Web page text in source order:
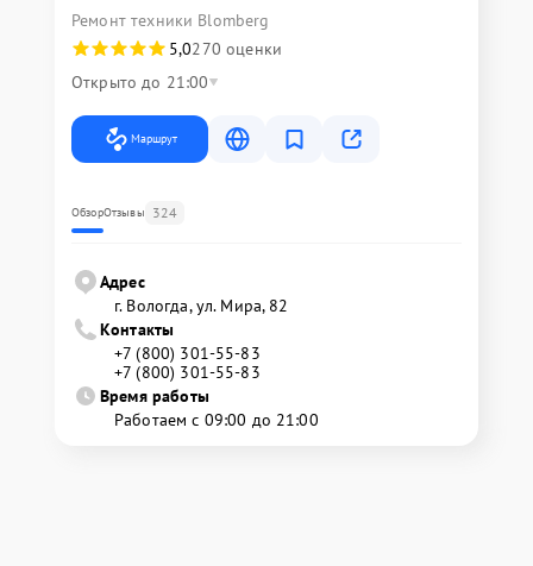
Ремонт техники Blomberg
5,0270 оценки
Открыто до 21:00
Маршрут
ОбзорОтзывы 324
Адрес
г. Вологда, ул. Мира, 82
Контакты
+7 (800) 301-55-83
+7 (800) 301-55-83
Время работы
Работаем с 09:00 до 21:00